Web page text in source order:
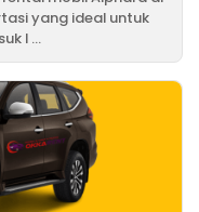
yang ideal untuk
l ...